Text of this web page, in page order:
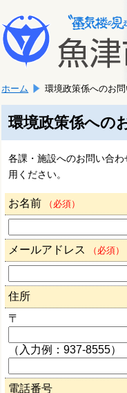
文
へ
移
ま
す。
こ
か
文
で
す。
ホーム 環境政策係へのお
環境政策係への
各課・施設へのお問い合
用ください。
お名前 （必須）
メールアドレス （必須）
住所
〒
（入力例：937-8555）
電話番号